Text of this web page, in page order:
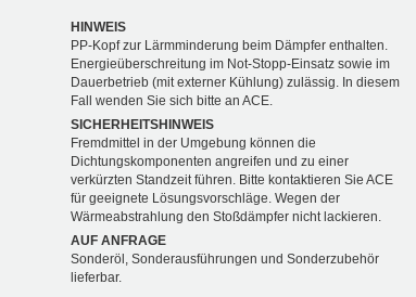
HINWEIS
PP-Kopf zur Lärmminderung beim Dämpfer enthalten.
Energieüberschreitung im Not-Stopp-Einsatz sowie im
Dauerbetrieb (mit externer Kühlung) zulässig. In diesem
Fall wenden Sie sich bitte an ACE.
SICHERHEITSHINWEIS
Fremdmittel in der Umgebung können die
Dichtungskomponenten angreifen und zu einer
verkürzten Standzeit führen. Bitte kontaktieren Sie ACE
für geeignete Lösungsvorschläge. Wegen der
Wärmeabstrahlung den Stoßdämpfer nicht lackieren.
AUF ANFRAGE
Sonderöl, Sonderausführungen und Sonderzubehör
lieferbar.